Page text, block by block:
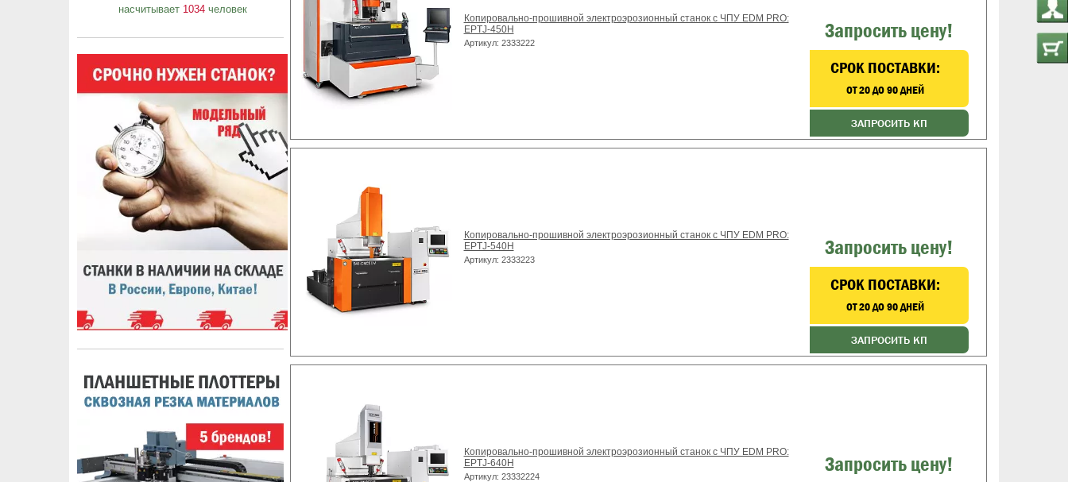
насчитывает 1034человек
Копировально-прошивной электроэрозионный станок с ЧПУ EDM PRO:
EPTJ-450H
Артикул: 2333222
Запросить цену!
CРОК ПОСТАВКИ:
ОТ 20 ДО 90 ДНЕЙ
ЗАПРОСИТЬ КП
Копировально-прошивной электроэрозионный станок с ЧПУ EDM PRO:
EPTJ-540H
Артикул: 2333223
Запросить цену!
CРОК ПОСТАВКИ:
ОТ 20 ДО 90 ДНЕЙ
ЗАПРОСИТЬ КП
Копировально-прошивной электроэрозионный станок с ЧПУ EDM PRO:
EPTJ-640H
Артикул: 23332224
Запросить цену!